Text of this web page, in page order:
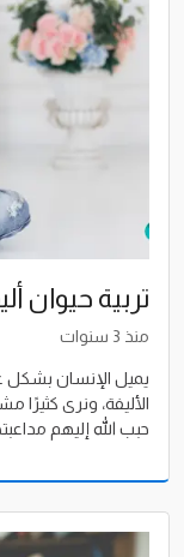
تربية حيوان
منذ 3 سنوات
يميل الإنسان بشكل
الأليفة، ونرى كثيرًا
حبب الله إليهم
رأفة ورحمة وتواصل.